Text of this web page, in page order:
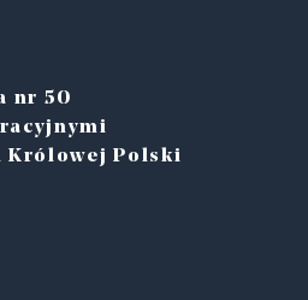
nr 50
Królowej Polski